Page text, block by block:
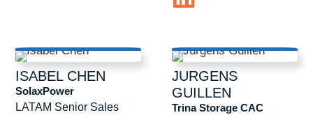
ISABELCHEN
LATAM Senior Sales
SolaxPower
JURGENS
GUILLEN
Trina Storage CAC